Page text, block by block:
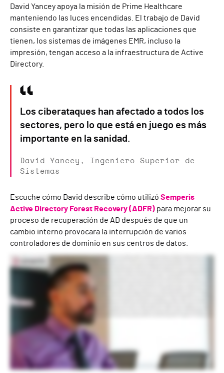
David Yancey apoya la misión de Prime Healthcare
manteniendo las luces encendidas. El trabajo de David
consiste en garantizar que todas las aplicaciones que
tienen, los sistemas de imágenes EMR, incluso la
impresión, tengan acceso a la infraestructura de Active
Directory.
Los ciberataques han afectado a todos los
sectores, pero lo que está en juego es más
importante en la sanidad.
David Yancey, Ingeniero Superior de
Sistemas
Escuche cómo David describe cómo utilizó Semperis
Active Directory Forest Recovery (ADFR) para mejorar su
proceso de recuperación de AD después de que un
cambio interno provocara la interrupción de varios
controladores de dominio en sus centros de datos.
Ponente: David Yancey, Ingeniero Superior de Sistemas, Prime Healtcare Prime Health care es conocida por salvar hospitales. Su principal prioridad es asegurarse de proteger la
puesto apoyo la misión de Prime Health Care manteniendo las luces encendidas. Lo que quiero decir con esto es que me aseguro de que todas las aplicaciones que tenemos -EMR,
sistemas de imagen, incluso la impresión- tengan acceso a nuestra infraestructura de Active Directory. El papel que desempeña Active Directory en nuestra infraestructura
informática es muy importante. Afecta directamente a la autenticación de los sistemas de historiales médicos, así como a muchos otros sistemas, como las máquinas de diagnóstico
por imagen. Los ciberataques han afectado a todos los sectores, pero en la sanidad, lo que está en juego es más importante. Se vería en los 45 hospitales inmediatamente. Sería
metadatos cuando se hace manualmente es muy engorrosa y de hecho puede conducir a errores humanos. Semperis lo automatiza. Lo revisa, lo limpia todo y hace que Active
entornos de prueba. Ahora podemos desplegar un Active Directory en otros pseudoentornos para probar nuestras aplicaciones médicas. Para mí, disponer de un plan de
ciberresiliencia/desastre de Active Directory es un gran alivio. Sé que las copias de seguridad que hago y las restauraciones que realizo han sido examinadas para detectar